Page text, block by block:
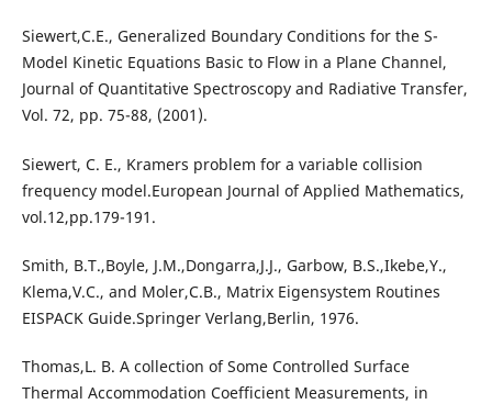
Siewert,C.E., Generalized Boundary Conditions for the S-
Model Kinetic Equations Basic to Flow in a Plane Channel,
Journal of Quantitative Spectroscopy and Radiative Transfer,
Vol. 72, pp. 75-88, (2001).
Siewert, C. E., Kramers problem for a variable collision
frequency model.European Journal of Applied Mathematics,
vol.12,pp.179-191.
Smith, B.T.,Boyle, J.M.,Dongarra,J.J., Garbow, B.S.,Ikebe,Y.,
Klema,V.C., and Moler,C.B., Matrix Eigensystem Routines
EISPACK Guide.Springer Verlang,Berlin, 1976.
Thomas,L. B. A collection of Some Controlled Surface
Thermal Accommodation Coefficient Measurements, in